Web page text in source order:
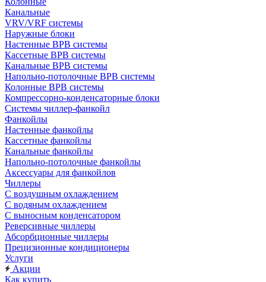
Канальные
VRV/VRF системы
Наружные блоки
Настенные ВРВ системы
Кассетные ВРВ системы
Канальные ВРВ системы
Напольно-потолочные ВРВ системы
Колонные ВРВ системы
Компрессорно-конденсаторные блоки
Системы чиллер-фанкойл
Фанкойлы
Настенные фанкойлы
Кассетные фанкойлы
Канальные фанкойлы
Напольно-потолочные фанкойлы
Аксессуары для фанкойлов
Чиллеры
С воздушным охлаждением
С водяным охлаждением
С выносным конденсатором
Реверсивные чиллеры
Абсорбционные чиллеры
Прецизионные кондиционеры
Услуги
Акции
Как купить